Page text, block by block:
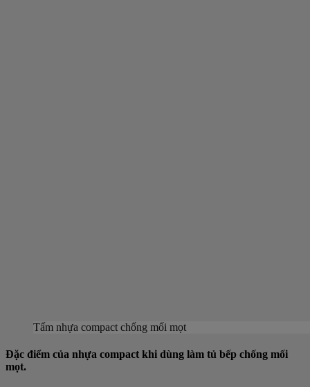
Tấm nhựa compact chống mối mọt
Đặc điểm của nhựa compact khi dùng làm tủ bếp chống mối
mọt.